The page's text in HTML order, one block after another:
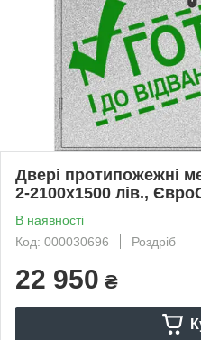
Двері протипожежні
2-2100x1500 лів.,
В наявності
Код: 000030696
Роздріб
22 950 ₴